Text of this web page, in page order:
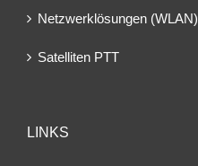
Netzwerklösungen (WLAN)
Satelliten PTT
LINKS